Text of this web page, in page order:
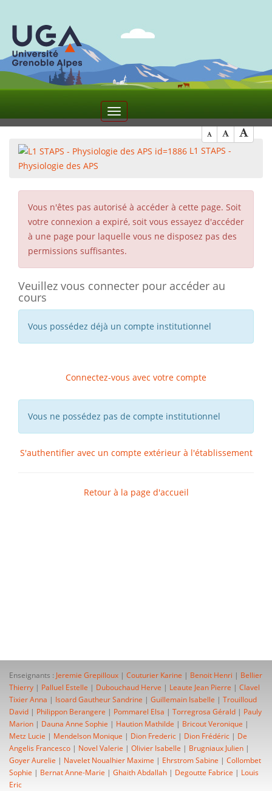
Toggle
navigation
L1 STAPS -
Physiologie des APS
Vous n'êtes pas autorisé à accéder à cette page. Soit
votre connexion a expiré, soit vous essayez d'accéder
à une page pour laquelle vous ne disposez pas des
permissions suffisantes.
Veuillez vous connecter pour accéder au
cours
Vous possédez déjà un compte institutionnel
Connectez-vous avec votre compte
Vous ne possédez pas de compte institutionnel
S'authentifier avec un compte extérieur à l'établissement
Retour à la page d'accueil
Enseignants : Jeremie Grepilloux | Couturier Karine | Benoit Henri | Bellier
Thierry | Palluel Estelle | Dubouchaud Herve | Leaute Jean Pierre | Clavel
Tixier Anna | Isoard Gautheur Sandrine | Guillemain Isabelle | Trouilloud
David | Philippon Berangere | Pommarel Elsa | Torregrosa Gérald | Pauly
Marion | Dauna Anne Sophie | Haution Mathilde | Bricout Veronique |
Metz Lucie | Mendelson Monique | Dion Frederic | Dion Frédéric | De
Angelis Francesco | Novel Valerie | Olivier Isabelle | Brugniaux Julien |
Goyer Aurelie | Navelet Noualhier Maxime | Ehrstrom Sabine | Collombet
Sophie | Bernat Anne-Marie | Ghaith Abdallah | Degoutte Fabrice | Louis
Eric